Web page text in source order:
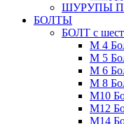
ШУРУПЫ
БОЛТЫ
БОЛТ с
М 4
М 5
М 6
М 8
М10
М12
М14